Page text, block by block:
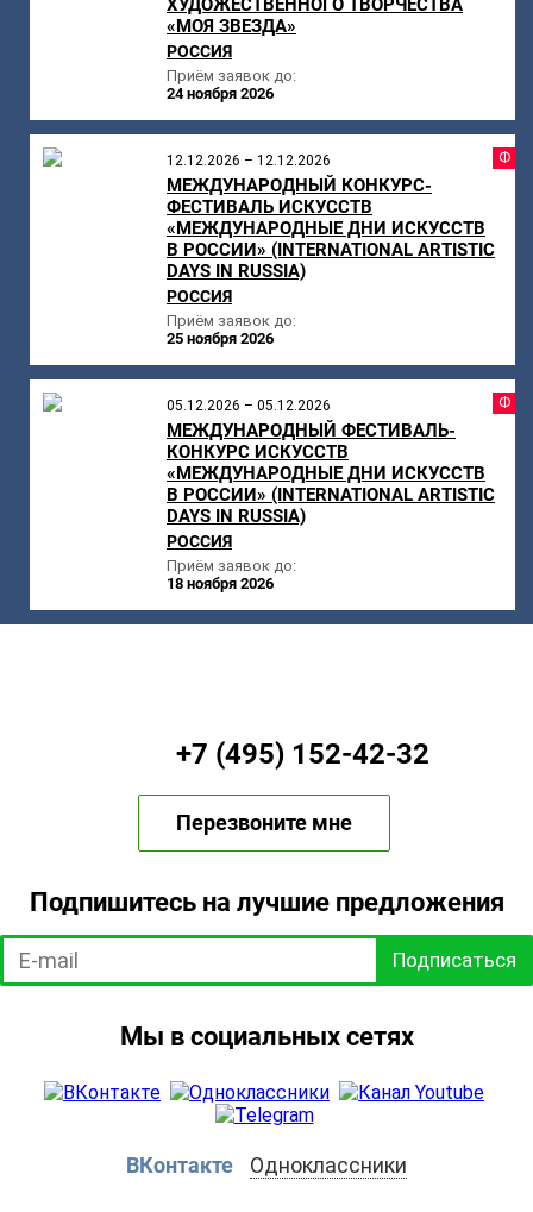
ХУДОЖЕСТВЕННОГО ТВОРЧЕСТВА
«МОЯ ЗВЕЗДА»
РОССИЯ
Приём заявок до:
24 ноября 2026
12.12.2026 – 12.12.2026
МЕЖДУНАРОДНЫЙ КОНКУРС-
ФЕСТИВАЛЬ ИСКУССТВ
«МЕЖДУНАРОДНЫЕ ДНИ ИСКУССТВ
В РОССИИ» (INTERNATIONAL ARTISTIC
DAYS IN RUSSIA)
РОССИЯ
Приём заявок до:
25 ноября 2026
05.12.2026 – 05.12.2026
МЕЖДУНАРОДНЫЙ ФЕСТИВАЛЬ-
КОНКУРС ИСКУССТВ
«МЕЖДУНАРОДНЫЕ ДНИ ИСКУССТВ
В РОССИИ» (INTERNATIONAL ARTISTIC
DAYS IN RUSSIA)
РОССИЯ
Приём заявок до:
18 ноября 2026
+7 (495) 152-42-32
Перезвоните мне
Подпишитесь на лучшие предложения
Подписаться
Мы в социальных сетях
ВКонтакте Одноклассники